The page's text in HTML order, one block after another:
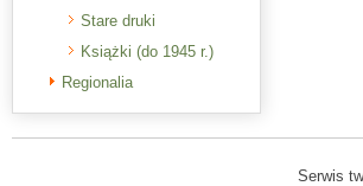
Stare druki
Książki (do 1945 r.)
Regionalia
Serwis